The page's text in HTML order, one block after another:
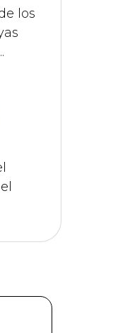
los